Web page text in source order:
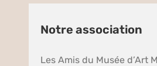
Notre association
Les Amis du Musée d’Art